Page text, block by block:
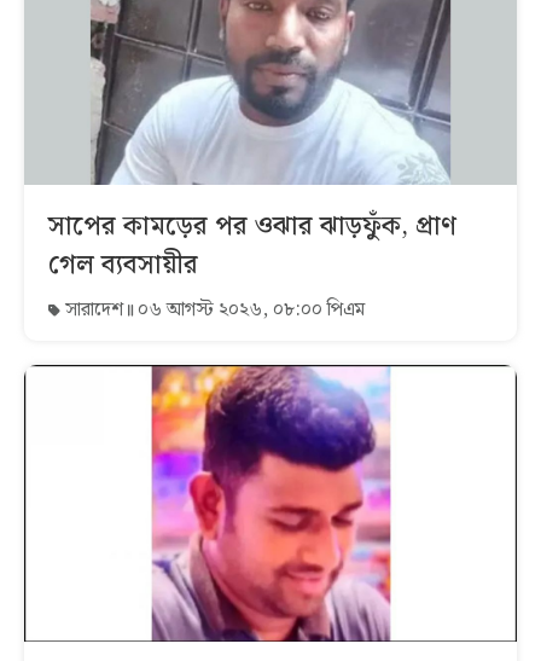
সাপের কামড়ের পর ওঝার ঝাড়ফুঁক, প্রাণ
গেল ব্যবসায়ীর
সারাদেশ ০৬ আগস্ট ২০২৬, ০৮:০০ পিএম